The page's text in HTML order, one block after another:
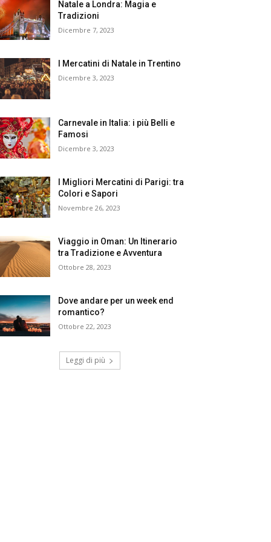
Natale a Londra: Magia e
Tradizioni
Dicembre 7, 2023
I Mercatini di Natale in Trentino
Dicembre 3, 2023
Carnevale in Italia: i più Belli e
Famosi
Dicembre 3, 2023
I Migliori Mercatini di Parigi: tra
Colori e Sapori
Novembre 26, 2023
Viaggio in Oman: Un Itinerario
tra Tradizione e Avventura
Ottobre 28, 2023
Dove andare per un week end
romantico?
Ottobre 22, 2023
Leggi di più